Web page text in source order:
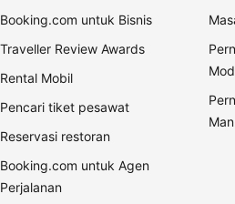
Booking.com untuk Bisnis
Traveller Review Awards
Rental Mobil
Pencari tiket pesawat
Reservasi restoran
Booking.com untuk Agen
Perjalanan